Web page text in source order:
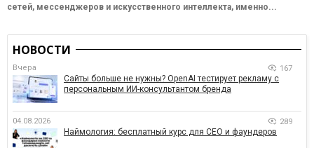
сетей, мессенджеров и искусственного интеллекта, именно...
НОВОСТИ
Вчера 167
Сайты больше не нужны? OpenAI тестирует рекламу с
персональным ИИ-консультантом бренда
04.08.2026 289
Наймология: бесплатный курс для CEO и фаундеров